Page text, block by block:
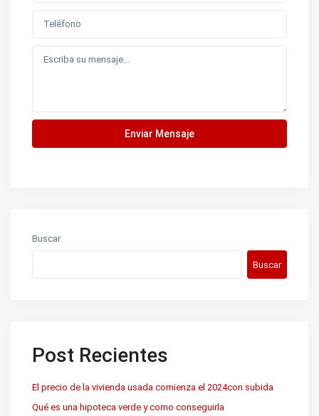
Enviar Mensaje
Buscar
Buscar
Post Recientes
El precio de la vivienda usada comienza el 2024con subida
Qué es una hipoteca verde y como conseguirla